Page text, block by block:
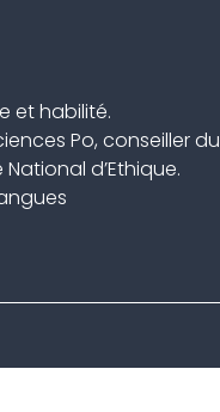
et habilité.
Po, conseiller du
d’Ethique.